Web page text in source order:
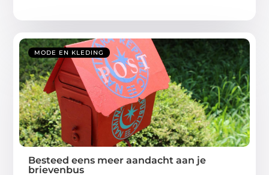
MODE EN KLEDING
Besteed eens meer aandacht aan je
brievenbus